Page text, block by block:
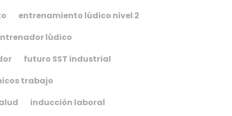
entrenamiento lúdico nivel 2
lúdico
futuro SST industrial
trabajo
inducción laboral